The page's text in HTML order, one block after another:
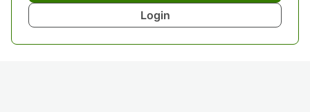
Login